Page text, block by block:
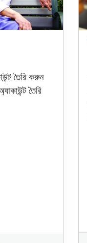
তৈরি করুন
তৈরি